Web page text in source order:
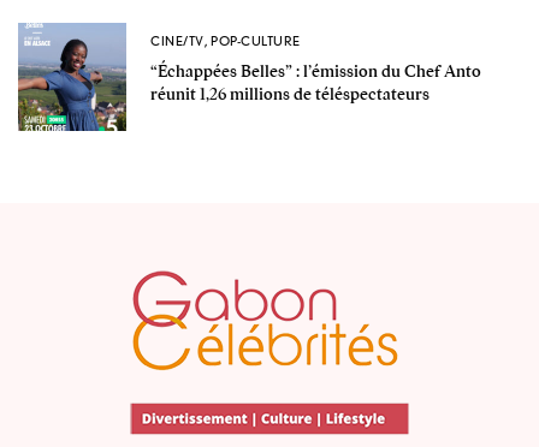
CINE/TV, POP-CULTURE
“Échappées Belles” : l’émission du Chef Anto
réunit 1,26 millions de téléspectateurs